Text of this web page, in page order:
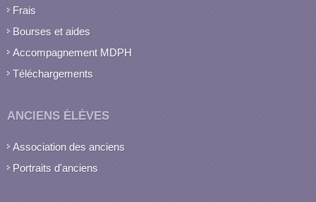
Frais
Bourses et aides
Accompagnement MDPH
Téléchargements
ANCIENS ÉLÈVES
Association des anciens
Portraits d'anciens